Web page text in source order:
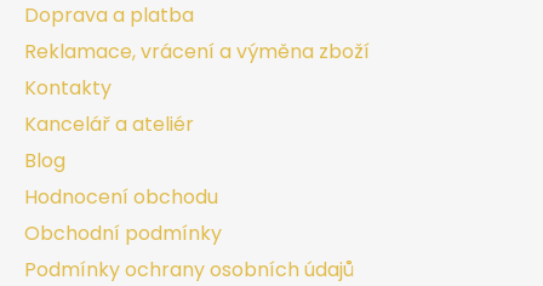
Doprava a platba
Reklamace, vrácení a výměna zboží
Kontakty
Kancelář a ateliér
Blog
Hodnocení obchodu
Obchodní podmínky
Podmínky ochrany osobních údajů